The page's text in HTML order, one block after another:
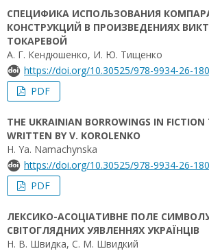
СПЕЦИФИКА ИСПОЛЬЗОВАНИЯ
КОНСТРУКЦИЙ В ПРОИЗВЕДЕНИЯХ
ТОКАРЕВОЙ
А. Г. Кендюшенко, И. Ю. Тищенко
https://doi.org/10.30525/978-9934-26-
PDF
THE UKRAINIAN BORROWINGS IN FICTION
WRITTEN BY V. KOROLENKO
H. Ya. Namachynska
https://doi.org/10.30525/978-9934-26-
PDF
ЛЕКСИКО-АСОЦІАТИВНЕ ПОЛЕ
СВІТОГЛЯДНИХ УЯВЛЕННЯХ УКРАЇНЦІВ
Н. В. Швидка, С. М. Швидкий